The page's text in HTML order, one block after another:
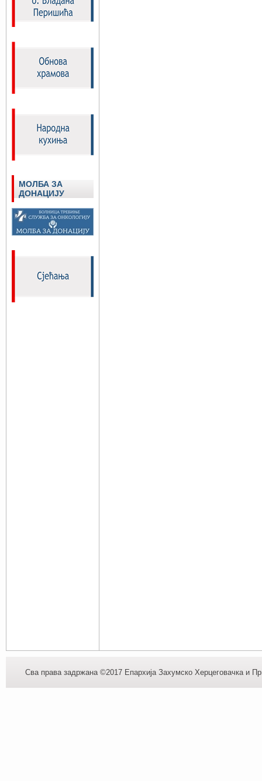
МОЛБА ЗА
ДОНАЦИЈУ
Сва права задржана ©2017 Епархија Захумско Херцеговачка и